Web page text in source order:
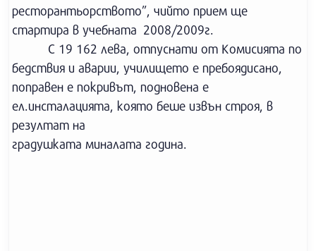
ресторантьорството”, чийто прием ще
стартира в учебната 2008/2009г.
С 19 162 лева, отпуснати от Комисията по
бедствия и аварии, училището е пребоядисано,
поправен е покривът, подновена е
ел.инсталацията, която беше извън строя, в
резултат на
градушката миналата година.